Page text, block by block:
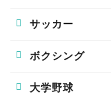
サッカー
ボクシング
大学野球